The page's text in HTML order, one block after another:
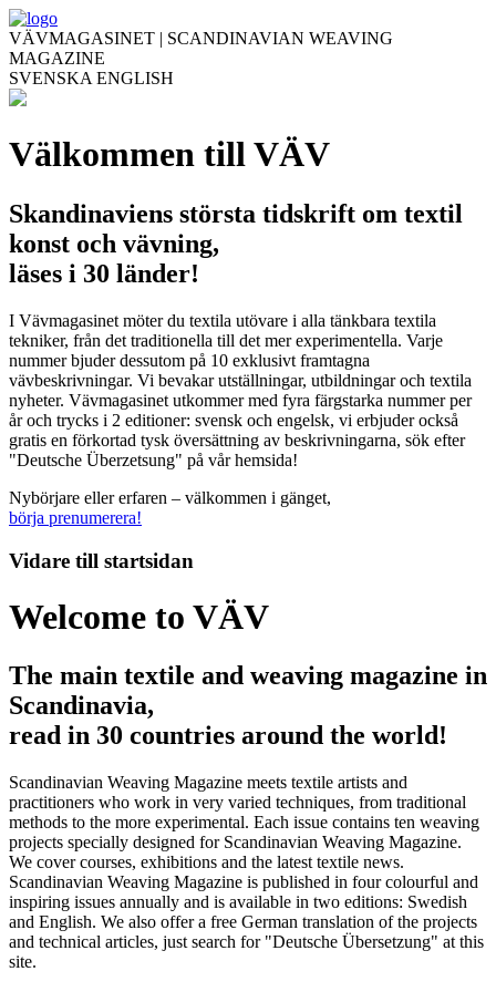
VÄVMAGASINET | SCANDINAVIAN WEAVING
MAGAZINE
SVENSKA ENGLISH
Välkommen till VÄV
Skandinaviens största tidskrift om textil
konst och vävning,
läses i 30 länder!
I Vävmagasinet möter du textila utövare i alla tänkbara textila
tekniker, från det traditionella till det mer experimentella. Varje
nummer bjuder dessutom på 10 exklusivt framtagna
vävbeskrivningar. Vi bevakar utställningar, utbildningar och textila
nyheter. Vävmagasinet utkommer med fyra färgstarka nummer per
år och trycks i 2 editioner: svensk och engelsk, vi erbjuder också
gratis en förkortad tysk översättning av beskrivningarna, sök efter
"Deutsche Überzetsung" på vår hemsida!
Nybörjare eller erfaren – välkommen i gänget,
börja prenumerera!
Vidare till startsidan
Welcome to VÄV
The main textile and weaving magazine in
Scandinavia,
read in 30 countries around the world!
Scandinavian Weaving Magazine meets textile artists and
practitioners who work in very varied techniques, from traditional
methods to the more experimental. Each issue contains ten weaving
projects specially designed for Scandinavian Weaving Magazine.
We cover courses, exhibitions and the latest textile news.
Scandinavian Weaving Magazine is published in four colourful and
inspiring issues annually and is available in two editions: Swedish
and English. We also offer a free German translation of the projects
and technical articles, just search for "Deutsche Übersetzung" at this
site.